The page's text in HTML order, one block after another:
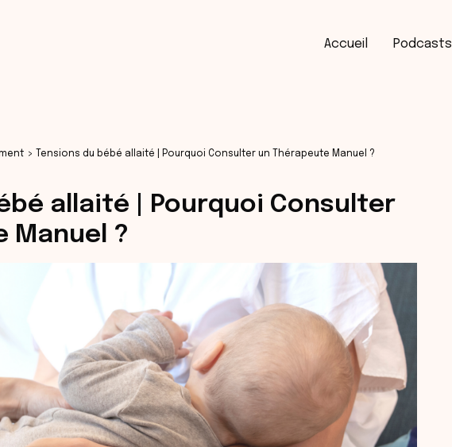
Accueil Podcasts
Tensions du bébé allaité | Pourquoi Consulter un Thérapeute Manuel ?
allaité | Pourquoi Consulter
Manuel ?